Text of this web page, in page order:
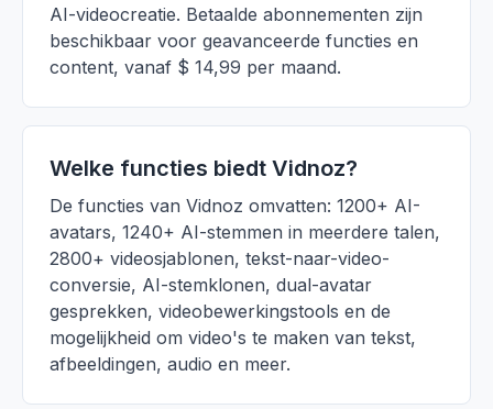
AI-videocreatie. Betaalde abonnementen zijn
beschikbaar voor geavanceerde functies en
content, vanaf $ 14,99 per maand.
Welke functies biedt Vidnoz?
De functies van Vidnoz omvatten: 1200+ AI-
avatars, 1240+ AI-stemmen in meerdere talen,
2800+ videosjablonen, tekst-naar-video-
conversie, AI-stemklonen, dual-avatar
gesprekken, videobewerkingstools en de
mogelijkheid om video's te maken van tekst,
afbeeldingen, audio en meer.